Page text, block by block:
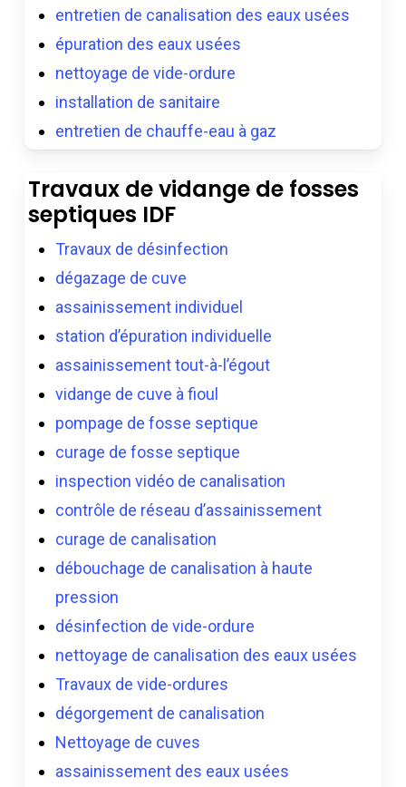
entretien de canalisation des eaux usées
épuration des eaux usées
nettoyage de vide-ordure
installation de sanitaire
entretien de chauffe-eau à gaz
Travaux de vidange de fosses
septiques IDF
Travaux de désinfection
dégazage de cuve
assainissement individuel
station d’épuration individuelle
assainissement tout-à-l’égout
vidange de cuve à fioul
pompage de fosse septique
curage de fosse septique
inspection vidéo de canalisation
contrôle de réseau d’assainissement
curage de canalisation
débouchage de canalisation à haute
pression
désinfection de vide-ordure
nettoyage de canalisation des eaux usées
Travaux de vide-ordures
dégorgement de canalisation
Nettoyage de cuves
assainissement des eaux usées